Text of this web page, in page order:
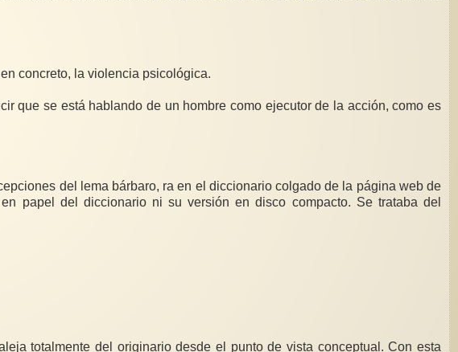
concreto, la violencia psicológica.
que se está hablando de un hombre como ejecutor de la acción, como es
del lema bárbaro, ra en el diccionario colgado de la página web de
papel del diccionario ni su versión en disco compacto. Se trataba del
totalmente del originario desde el punto de vista conceptual. Con esta